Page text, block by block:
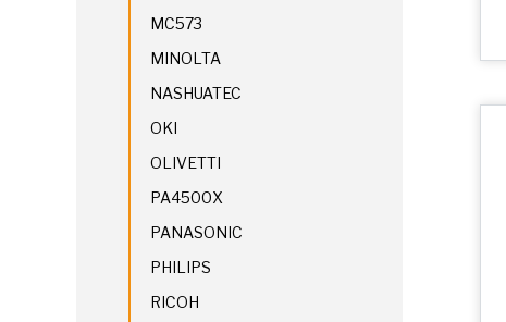
MC573
MINOLTA
NASHUATEC
OKI
OLIVETTI
PA4500X
PANASONIC
PHILIPS
RICOH